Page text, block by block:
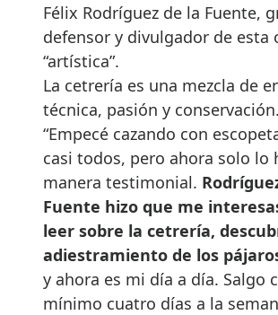
Félix Rodríguez de la Fuente,
defensor y divulgador de esta
“artística”.
La cetrería es una mezcla de
técnica, pasión y
“Empecé cazando con
casi todos, pero ahora solo lo
manera testimonial.
Fuente hizo que me
leer sobre la cetrería,
adiestramiento de los
y ahora es mi día a día. Salgo
mínimo cuatro días a la